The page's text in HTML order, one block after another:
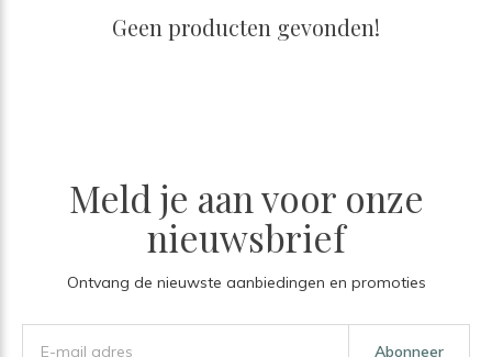
Geen producten gevonden!
Meld je aan voor onze
nieuwsbrief
Ontvang de nieuwste aanbiedingen en promoties
Abonneer